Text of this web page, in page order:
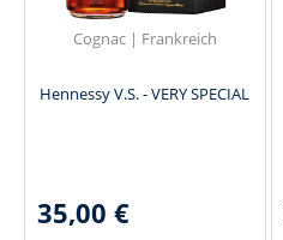
Cognac | Frankreich
Hennessy V.S. - VERY SPECIAL
35,00 €